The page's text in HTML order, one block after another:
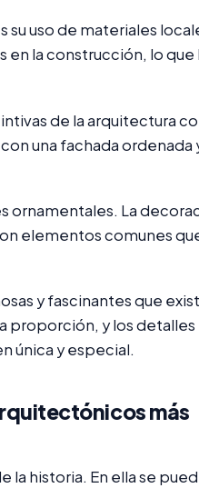
uso de materiales
la construcción, lo que
de la arquitectura
una fachada ordenada
ornamentales. La
elementos comunes
y fascinantes que
proporción, y los detalles
única y especial.
más
la historia. En ella se